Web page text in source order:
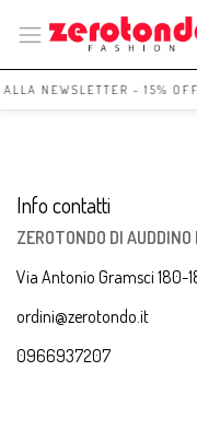
NEWSLETTER - 15%
Info contatti
ZEROTONDO DI AUDDINO
Via Antonio Gramsci 180-
ordini@zerotondo.it
0966937207